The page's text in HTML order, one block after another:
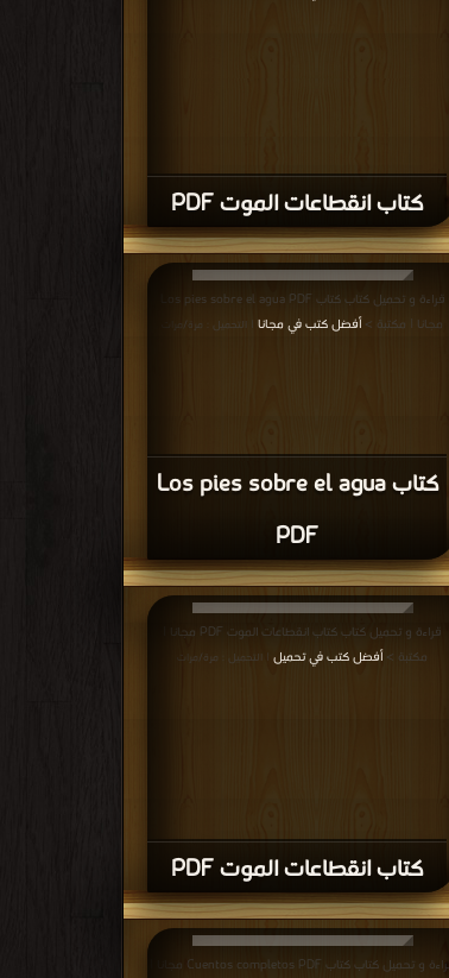
كتاب انقطاعات الموت PDF
كتاب Los pies sobre el agua
PDF
قراءة و تحميل كتاب كتاب Los pies sobre el agua PDF
مجانا | مكتبة >أفضل كتب في مجانا| التحميل : مرة/مرات
كتاب انقطاعات الموت PDF
قراءة و تحميل كتاب كتاب انقطاعات الموت PDF مجانا |
مكتبة >أفضل كتب في تحميل | التحميل : مرة/مرات
قراءة و تحميل كتاب كتاب Cuentos completos PDF مجانا |